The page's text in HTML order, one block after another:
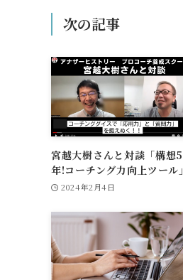
次の記事
宮越大樹さんと対談「構想5
年!コーチング力向上ツール」
2024年2月4日